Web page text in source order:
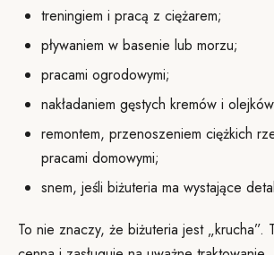
treningiem i pracą z ciężarem;
pływaniem w basenie lub morzu;
pracami ogrodowymi;
nakładaniem gęstych kremów i
remontem, przenoszeniem ciężkich
pracami domowymi;
snem, jeśli biżuteria ma wystające
To nie znaczy, że biżuteria jest „krucha”.